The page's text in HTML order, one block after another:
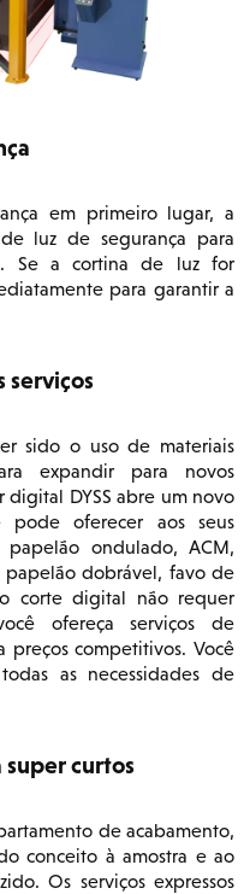
em primeiro lugar, a
luz de segurança para
Se a cortina de luz for
para garantir a
serviços
sido o uso de materiais
expandir para novos
digital DYSS abre um novo
oferecer aos seus
ondulado, ACM,
papelão dobrável, favo de
corte digital não requer
ofereça serviços de
preços competitivos. Você
as necessidades de
super curtos
de acabamento,
conceito à amostra e ao
Os serviços expressos